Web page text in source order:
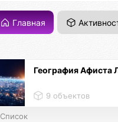
Главная
География Афиста
9 объектов
Список